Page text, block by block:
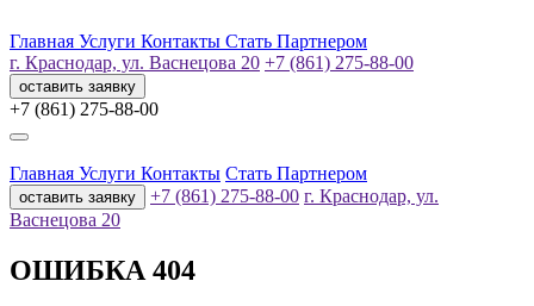
Главная Услуги Контакты Стать Партнером
г. Краснодар, ул. Васнецова 20 +7 (861) 275-88-00
оставить заявку
+7 (861) 275-88-00
Главная Услуги Контакты Стать Партнером
оставить заявку +7 (861) 275-88-00 г. Краснодар, ул.
Васнецова 20
ОШИБКА 404